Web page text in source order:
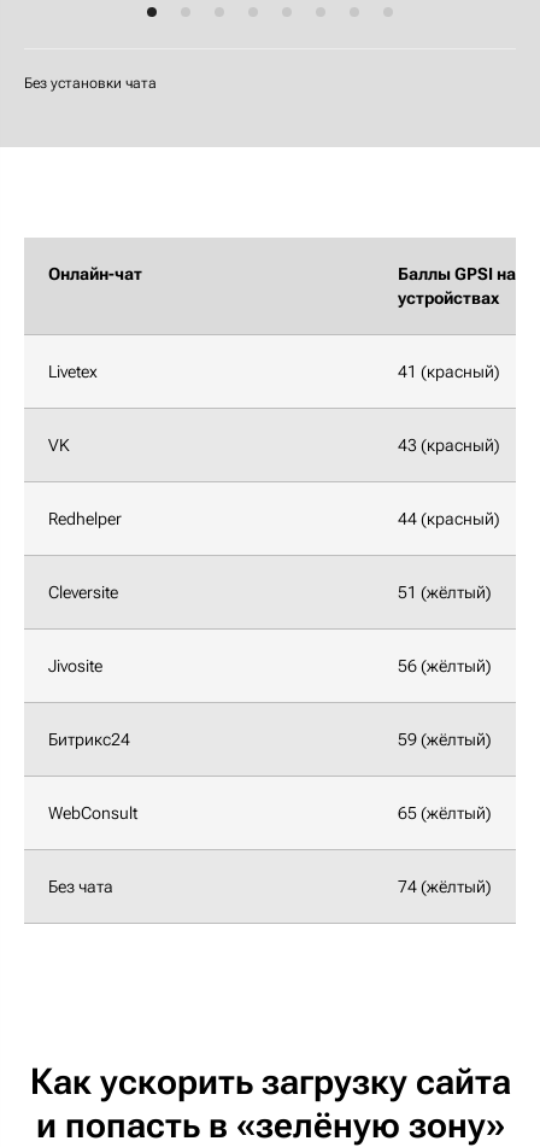
Без установки чата
Онлайн-чат
Баллы GPSI на
устройствах
Livetex 41 (красный)
VK 43 (красный)
Redhelper 44 (красный)
Cleversite 51 (жёлтый)
Jivosite 56 (жёлтый)
Битрикс24 59 (жёлтый)
WebConsult 65 (жёлтый)
Без чата 74 (жёлтый)
Как ускорить загрузку сайта
и попасть в «зелёную зону»